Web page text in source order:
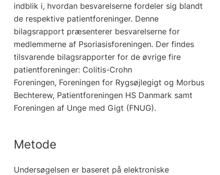
indblik i, hvordan besvarel­serne fordeler sig blandt
de respektive patientforeninger. Denne
bilagsrapport præsenterer besvarelserne for
medlemmerne af Psoriasisforeningen. Der findes
tilsvarende bilagsrapporter for de øvrige fire
patientforeninger: Colitis-Crohn
Foreningen, Foreningen for Rygsøjlegigt og Morbus
Bechterew, Patientforeningen HS Danmark samt
Fore­ningen af Unge med Gigt (FNUG).
Metode
Undersøgelsen er baseret på elektroniske